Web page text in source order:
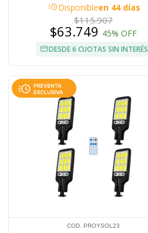
acuteDisponibleen 44 días
$115.907
$63.749 45% OFF
DESDE 6 CUOTAS SIN INTERÉS
COD. PROYSOL23